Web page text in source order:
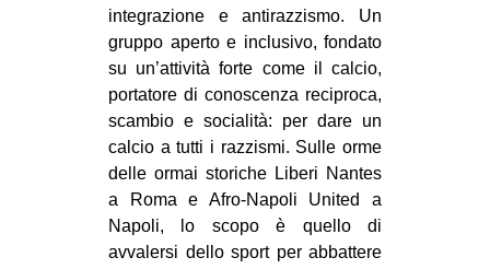
tw
bsky
ms
SEARCH
integrazione e antirazzismo. Un
gruppo aperto e inclusivo, fondato
su un’attività forte come il calcio,
portatore di conoscenza reciproca,
scambio e socialità: per dare un
calcio a tutti i razzismi. Sulle orme
delle ormai storiche Liberi Nantes
a Roma e Afro-Napoli United a
Napoli, lo scopo è quello di
avvalersi dello sport per abbattere